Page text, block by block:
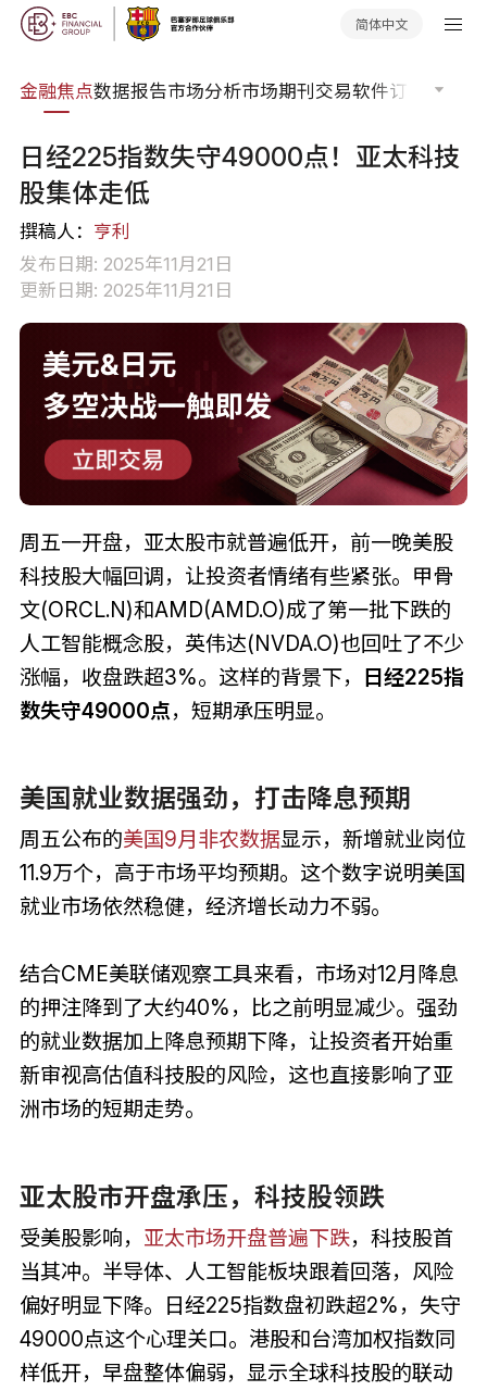
简体中文
金融焦点数据报告市场分析市场期刊交易软件订单流
日经225指数失守49000点！亚太科技
股集体走低
撰稿人： 亨利
发布日期: 2025年11月21日
更新日期: 2025年11月21日
周五一开盘，亚太股市就普遍低开，前一晚美股
科技股大幅回调，让投资者情绪有些紧张。甲骨
文(ORCL.N)和AMD(AMD.O)成了第一批下跌的
人工智能概念股，英伟达(NVDA.O)也回吐了不少
涨幅，收盘跌超3%。这样的背景下， 日经225指
数失守49000点，短期承压明显。
美国就业数据强劲，打击降息预期
周五公布的美国9月非农数据显示，新增就业岗位
11.9万个，高于市场平均预期。这个数字说明美国
就业市场依然稳健，经济增长动力不弱。
结合CME美联储观察工具来看，市场对12月降息
的押注降到了大约40%，比之前明显减少。强劲
的就业数据加上降息预期下降，让投资者开始重
新审视高估值科技股的风险，这也直接影响了亚
洲市场的短期走势。
亚太股市开盘承压，科技股领跌
受美股影响， 亚太市场开盘普遍下跌，科技股首
当其冲。半导体、人工智能板块跟着回落，风险
偏好明显下降。日经225指数盘初跌超2%，失守
49000点这个心理关口。港股和台湾加权指数同
样低开，早盘整体偏弱，显示全球科技股的联动